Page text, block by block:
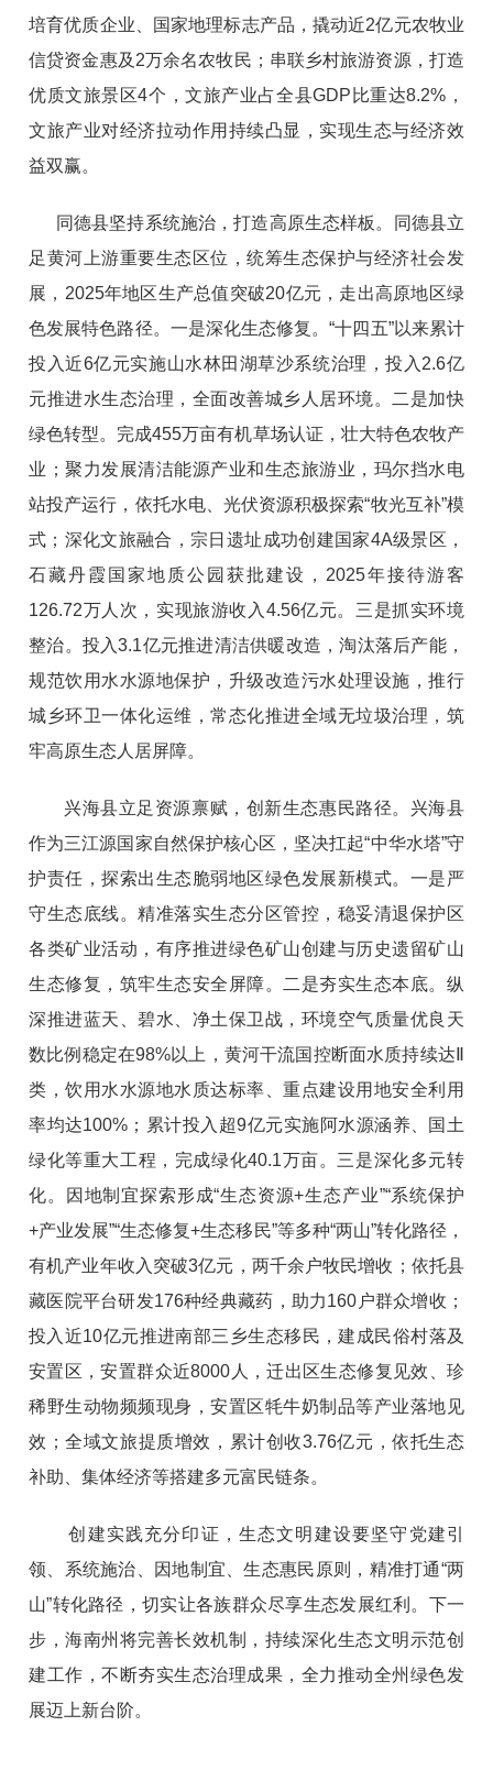
培育优质企业、国家地理标志产品， 撬动近2亿元农牧业
信贷资金惠及2万余名农牧民； 串联乡村旅游资源，打造
优质文旅景区4个，文旅产业占全县GDP 比重达8.2% ，
文旅产业对经济拉动作用持续凸显，实现生态与经济效
益双赢。
同德县坚持系统施治，打造高原生态样板。同德县立
足黄河上游重要生态区位，统筹生态保护与经济社会发
展，2025年地区生产总值突破20亿元，走出高原地区绿
色发展特色路径。一是深化生态修复。“十四五”以来累计
投入近6亿元实施山水林田湖草沙系统治理，投入2.6亿
元推进水生态治理，全面改善城乡人居环境。二是加快
绿色转型。完成455万亩有机草场认证，壮大特色农牧产
业；聚力发展清洁能源产业和生态旅游业，玛尔挡水电
站投产运行，依托水电、光伏资源积极探索“牧光互补”模
式；深化文旅融合，宗日遗址成功创建国家4A级景区，
石藏丹霞国家地质公园获批建设，2025年接待游客
126.72万人次，实现旅游收入4.56亿元。三是抓实环境
整治。投入3.1亿元推进清洁供暖改造，淘汰落后产能，
规范饮用水水源地保护，升级改造污水处理设施，推行
城乡环卫一体化运维，常态化推进全域无垃圾治理，筑
牢高原生态人居屏障。
兴海县立足资源禀赋，创新生态惠民路径。兴海县
作为三江源国家自然保护核心区，坚决扛起“中华水塔”守
护责任，探索出生态脆弱地区绿色发展新模式。一是严
守生态底线。精准落实生态分区管控，稳妥清退保护区
各类矿业活动，有序推进绿色矿山创建与历史遗留矿山
生态修复，筑牢生态安全屏障。二是夯实生态本底。纵
深推进蓝天、碧水、净土保卫战，环境空气质量优良天
数比例稳定在98%以上，黄河干流国控断面水质持续达Ⅱ
类，饮用水水源地水质达标率、重点建设用地安全利用
率均达100%；累计投入超9亿元实施阿水源涵养、国土
绿化等重大工程，完成绿化40.1万亩。三是深化多元转
化。因地制宜探索形成“生态资源+生态产业”“系统保护
+产业发展”“生态修复+生态移民”等多种“两山”转化路径，
有机产业年收入突破3亿元，两千余户牧民增收；依托县
藏医院平台研发176种经典藏药，助力160户群众增收；
投入近10亿元推进南部三乡生态移民，建成民俗村落及
安置区，安置群众近8000人，迁出区生态修复见效、珍
稀野生动物频频现身，安置区牦牛奶制品等产业落地见
效；全域文旅提质增效，累计创收3.76亿元，依托生态
补助、集体经济等搭建多元富民链条。
创建实践充分印证，生态文明建设要坚守党建引
领、系统施治、因地制宜、生态惠民原则，精准打通“两
山”转化路径，切实让各族群众尽享生态发展红利。下一
步，海南州将完善长效机制，持续深化生态文明示范创
建工作，不断夯实生态治理成果，全力推动全州绿色发
展迈上新台阶。